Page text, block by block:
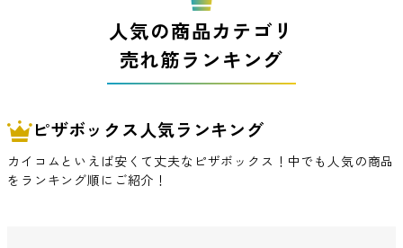
人気の商品カテゴリ
売れ筋ランキング
ピザボックス人気ランキング
カイコムといえば安くて丈夫なピザボックス！中でも人気の商品
をランキング順にご紹介！